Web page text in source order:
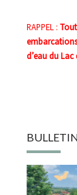
RAPPEL :
d’eau du Lac